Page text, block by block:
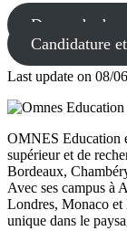
Demande de
Candidature
Last update on 08/
OMNES Education
supérieur et de
Bordeaux,
Avec ses campus à
Londres, Monaco
unique dans le